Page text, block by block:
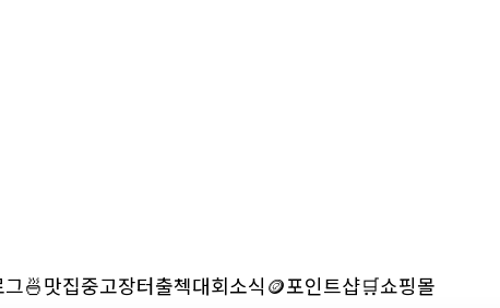
🍜맛집중고장터출첵대회소식🪙포인트샵🛒쇼핑몰